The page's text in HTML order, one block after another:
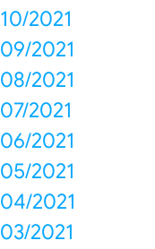
10/2021
09/2021
08/2021
07/2021
06/2021
05/2021
04/2021
03/2021